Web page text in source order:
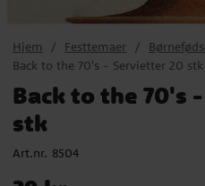
Hjem Festtemaer
Back to the 70's - Servietter 20 stk
Back to the 70's
stk
Art.nr. 8504
Pris: 29 kr.